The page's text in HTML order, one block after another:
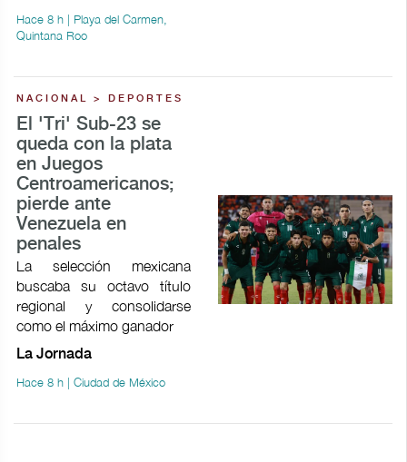
Hace 8 h | Playa del Carmen,
Quintana Roo
NACIONAL > DEPORTES
El 'Tri' Sub-23 se
queda con la plata
en Juegos
Centroamericanos;
pierde ante
Venezuela en
penales
La selección mexicana
buscaba su octavo título
regional y consolidarse
como el máximo ganador
La Jornada
Hace 8 h | Ciudad de México